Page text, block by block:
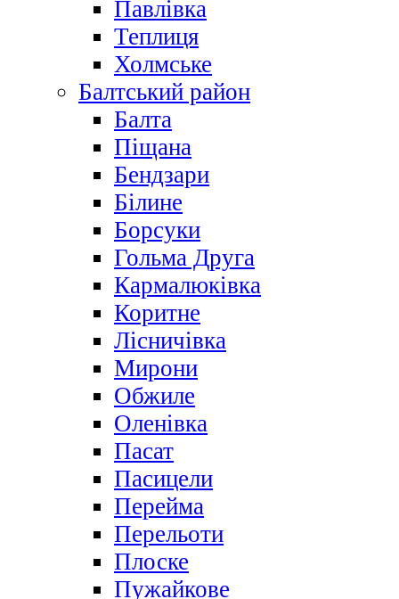
Павлівка
Теплиця
Холмське
Балтський район
Балта
Піщана
Бендзари
Білине
Борсуки
Гольма Друга
Кармалюківка
Коритне
Лісничівка
Мирони
Обжиле
Оленівка
Пасат
Пасицели
Перейма
Перельоти
Плоске
Пужайкове